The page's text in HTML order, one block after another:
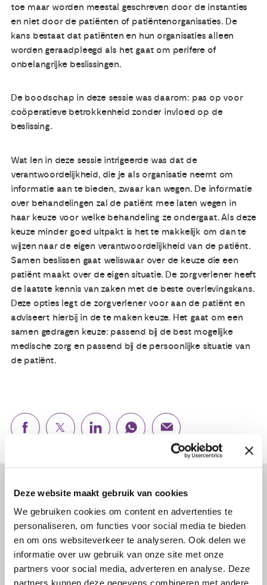
Deze website maakt gebruik van cookies
We gebruiken cookies om content en advertenties te
personaliseren, om functies voor social media te bieden
en om ons websiteverkeer te analyseren. Ook delen we
informatie over uw gebruik van onze site met onze
partners voor social media, adverteren en analyse. Deze
partners kunnen deze gegevens combineren met andere
toe maar worden meestal geschreven door de instanties
en niet door de patiënten of patiëntenorganisaties. De
kans bestaat dat patiënten en hun organisaties alleen
worden geraadpleegd als het gaat om perifere of
onbelangrijke beslissingen.
De boodschap in deze sessie was daarom: pas op voor
coöperatieve betrokkenheid zonder invloed op de
beslissing.
Wat Ien in deze sessie intrigeerde was dat de
verantwoordelijkheid, die je als organisatie neemt om
informatie aan te bieden, zwaar kan wegen. De informatie
over behandelingen zal de patiënt mee laten wegen in
haar keuze voor welke behandeling ze ondergaat. Als deze
keuze minder goed uitpakt is het te makkelijk om dan te
wijzen naar de eigen verantwoordelijkheid van de patiënt.
Samen beslissen gaat weliswaar over de keuze die een
patiënt maakt over de eigen situatie. De zorgverlener heeft
de laatste kennis van zaken met de beste overlevingskans.
Deze opties legt de zorgverlener voor aan de patiënt en
adviseert hierbij in de te maken keuze. Het gaat om een
samen gedragen keuze: passend bij de best mogelijke
medische zorg en passend bij de persoonlijke situatie van
de patiënt.
Lees verder...